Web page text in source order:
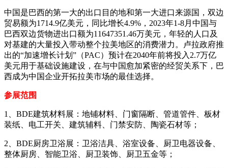
中国是巴西的第一大的出口目的地和第一大进口来源国，双边
贸易额为1714.9亿美元，同比增长4.9%，2023年1-8月中国与
巴西双边货物进出口额为11647351.46万美元，年轻的人口及
对基建的大量投入带动整个拉美地区的消费潜力。卢拉政府推
出的“加速增长计划”（PAC）预计在2040年前将投入2.7万亿
美元用于基础设施建设，在与中国愈加紧密的经贸关系下，巴
西成为中国企业开拓拉美市场的最佳选择。
参展范围
1、BDE建筑材料展：地铺材料、门窗隔断、管道管件、板材
装纸、电工开关、建筑辅料、门禁安防、陶瓷石材等；
2、BDE厨房卫浴展：卫浴洁具、浴室设备、厨卫电器设备、
整体厨房、智能卫浴、厨卫装饰、厨卫五金等；